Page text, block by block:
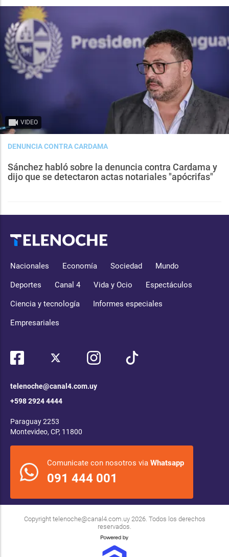
VIDEO
DENUNCIA CONTRA CARDAMA
Sánchez habló sobre la denuncia contra Cardama y
dijo que se detectaron actas notariales "apócrifas"
Nacionales Economía Sociedad Mundo
Deportes Canal 4 Vida y Ocio Espectáculos
Ciencia y tecnología Informes especiales
Empresariales
telenoche@canal4.com.uy
+598 2924 4444
Paraguay 2253
Montevideo, CP, 11800
Comunicate con nosotros via Whatsapp
091 444 001
Copyright telenoche@canal4.com.uy2026. Todos los derechos
reservados.